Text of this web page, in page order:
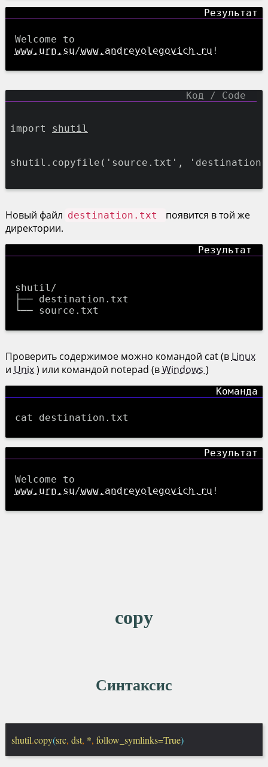
Welcome to
www.urn.su/www.andreyolegovich.ru !
import shutil
shutil.copyfile( 'source.txt' ,
Новый файл destination.txt
появится в той же
директории.
shutil/
├── destination.txt
Проверить содержимое можно командой cat (в Linux
и Unix) или командой notepad (вWindows )
cat destination.txt
Welcome to
www.urn.su/www.andreyolegovich.ru !
copy
Синтаксис
shutil.copy(src, dst, *, follow_symlinks=True)